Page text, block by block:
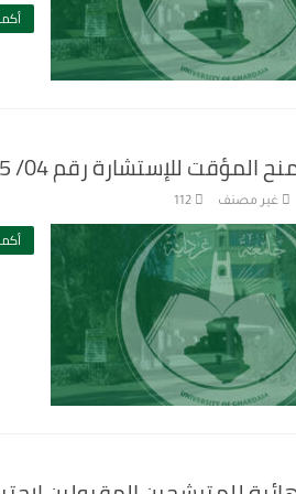
المؤقت للإستشارة رقم 04/ 2025
غير مصنف 112